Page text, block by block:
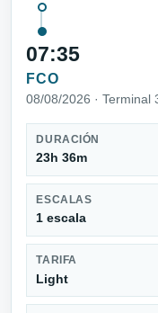
07:35
FCO
08/08/2026 · Terminal
DURACIÓN
23h 36m
ESCALAS
1 escala
TARIFA
Light